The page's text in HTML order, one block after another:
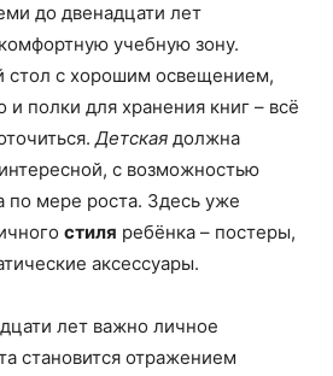
до двенадцати лет
учебную зону.
стол с хорошим освещением,
полки для хранения книг – всё
Детская должна
с возможностью
по мере роста. Здесь уже
стиля ребёнка – постеры,
аксессуары.
лет важно личное
становится отражением